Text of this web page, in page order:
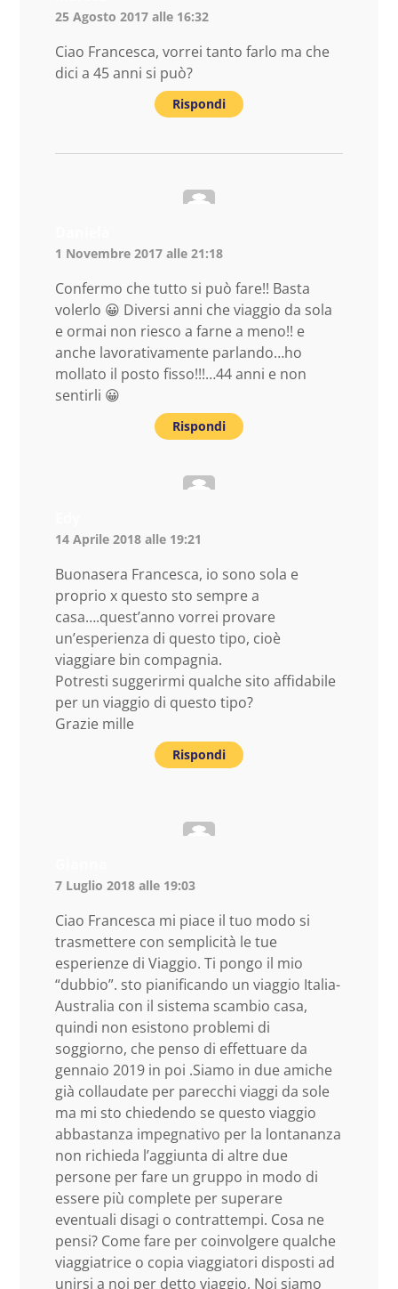
25 Agosto 2017 alle 16:32
Ciao Francesca, vorrei tanto farlo ma che
dici a 45 anni si può?
Rispondi
1 Novembre 2017 alle 21:18
Confermo che tutto si può fare!! Basta
volerlo 😀 Diversi anni che viaggio da sola
e ormai non riesco a farne a meno!! e
anche lavorativamente parlando…ho
mollato il posto fisso!!!…44 anni e non
sentirli 😀
Rispondi
14 Aprile 2018 alle 19:21
Buonasera Francesca, io sono sola e
proprio x questo sto sempre a
casa….quest’anno vorrei provare
un’esperienza di questo tipo, cioè
viaggiare bin compagnia.
Potresti suggerirmi qualche sito affidabile
per un viaggio di questo tipo?
Grazie mille
Rispondi
7 Luglio 2018 alle 19:03
Ciao Francesca mi piace il tuo modo si
trasmettere con semplicità le tue
esperienze di Viaggio. Ti pongo il mio
“dubbio”. sto pianificando un viaggio Italia-
Australia con il sistema scambio casa,
quindi non esistono problemi di
soggiorno, che penso di effettuare da
gennaio 2019 in poi .Siamo in due amiche
già collaudate per parecchi viaggi da sole
ma mi sto chiedendo se questo viaggio
abbastanza impegnativo per la lontananza
non richieda l’aggiunta di altre due
persone per fare un gruppo in modo di
essere più complete per superare
eventuali disagi o contrattempi. Cosa ne
pensi? Come fare per coinvolgere qualche
viaggiatrice o copia viaggiatori disposti ad
unirsi a noi per detto viaggio, Noi siamo